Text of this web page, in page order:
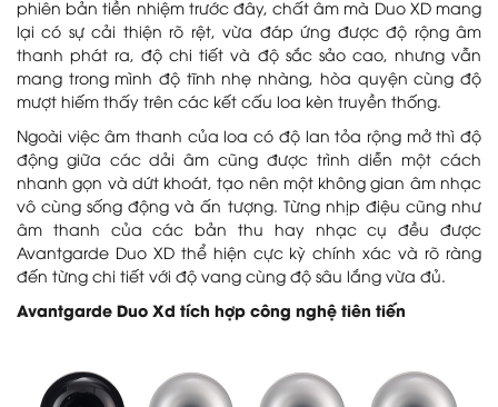
phiên bản tiền nhiệm trước đây, chất âm mà Duo XD mang
lại có sự cải thiện rõ rệt, vừa đáp ứng được độ rộng âm
thanh phát ra, độ chi tiết và độ sắc sảo cao, nhưng vẫn
mang trong mình độ tĩnh nhẹ nhàng, hòa quyện cùng độ
mượt hiếm thấy trên các kết cấu loa kèn truyền thống.
Ngoài việc âm thanh của loa có độ lan tỏa rộng mở thì độ
động giữa các dải âm cũng được trình diễn một cách
nhanh gọn và dứt khoát, tạo nên một không gian âm nhạc
vô cùng sống động và ấn tượng. Từng nhịp điệu cũng như
âm thanh của các bản thu hay nhạc cụ đều được
Avantgarde Duo XD thể hiện cực kỳ chính xác và rõ ràng
đến từng chi tiết với độ vang cùng độ sâu lắng vừa đủ.
Avantgarde Duo Xd tích hợp công nghệ tiên tiến